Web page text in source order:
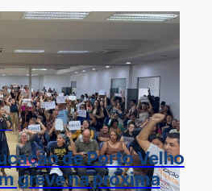
de Porto Velho
greve na próxima